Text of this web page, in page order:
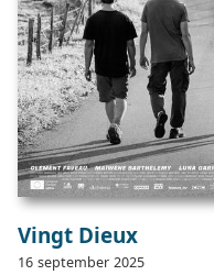
Vingt Dieux
16 september 2025